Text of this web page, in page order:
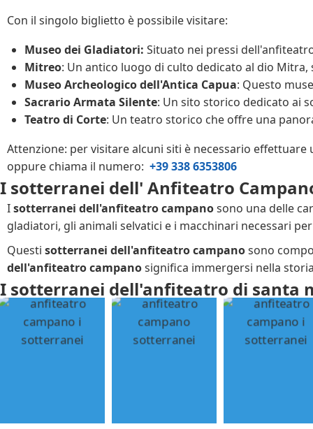
Con il singolo biglietto è possibile visitare:
Museo dei Gladiatori: Situato nei pressi
Mitreo: Un antico luogo di culto dedicato al dio
Museo Archeologico dell'Antica Capua: Questo
Sacrario Armata Silente: Un sito storico dedicato ai
Teatro di Corte: Un teatro storico che offre una
Attenzione: per visitare alcuni siti è necessario
oppure chiama il numero: +39 338 6353806
I sotterranei dell' Anfiteatro
Isotterranei dell'anfiteatro campanosono una delle
gladiatori, gli animali selvatici e i macchinari necessari
Questi sotterranei dell'anfiteatro campanosono
dell'anfiteatro campanosignifica immergersi nella
I sotterranei dell'anfiteatro di santa